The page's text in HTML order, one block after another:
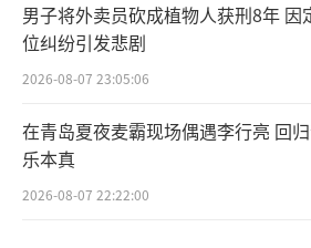
男子将外卖员砍成植物人获刑8年 因
位纠纷引发悲剧
2026-08-07 23:05:06
在青岛夏夜麦霸现场偶遇李行亮 回
乐本真
2026-08-07 22:22:00